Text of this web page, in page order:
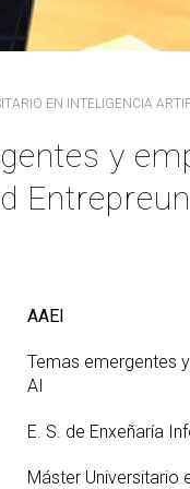
EN INTELIGENCIA
y
AAEI
Temas emergentes
AI
E. S. de Enxeñaría
Máster Universitario